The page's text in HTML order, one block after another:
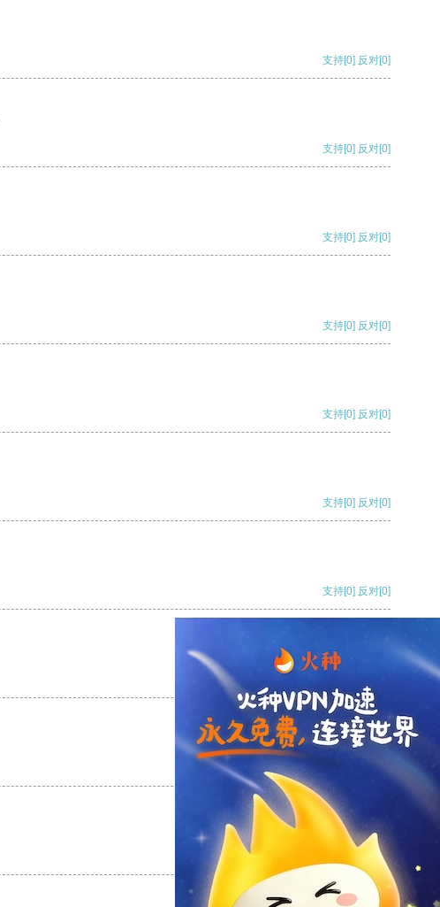
支持[0] 反对[0]
支持[0] 反对[0]
支持[0] 反对[0]
支持[0] 反对[0]
支持[0] 反对[0]
支持[0] 反对[0]
支持[0] 反对[0]
反对
反对[0]